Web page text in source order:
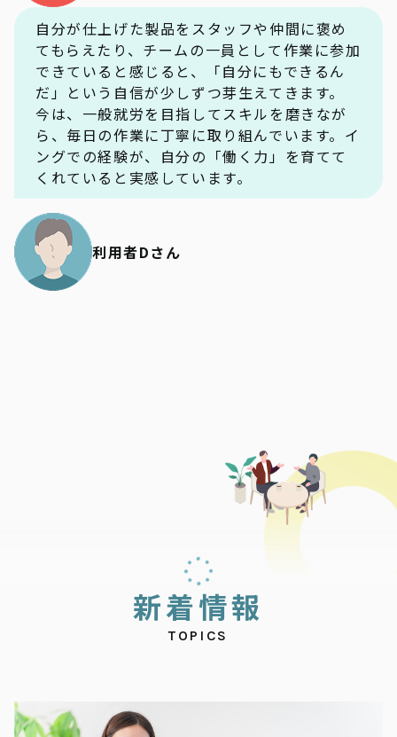
自分が仕上げた製品をスタッフや仲間に褒め
てもらえたり、チームの一員として作業に参加
できていると感じると、「自分にもできるん
だ」という自信が少しずつ芽生えてきます。
今は、一般就労を目指してスキルを磨きなが
ら、毎日の作業に丁寧に取り組んでいます。イ
ングでの経験が、自分の「働く力」を育てて
くれていると実感しています。
利用者Dさん
新着情報
TOPICS